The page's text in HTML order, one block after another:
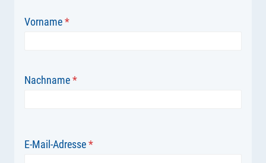
Vorname*
Nachname*
E-Mail-Adresse*